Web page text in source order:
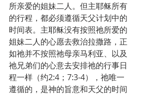
所亲爱的姐妹二人。但主耶稣所有
的行程，都必须遵循天父计划中的
时间表。主耶稣没有按照祂所爱的
姐妹二人的心愿去救治拉撒路，正
如祂并不按照祂母亲马利亚、以及
祂兄弟们的心意去安排祂的行事日
程一样（约2:4；7:3-4），祂唯一
遵循的，是神的旨意和天父的时间